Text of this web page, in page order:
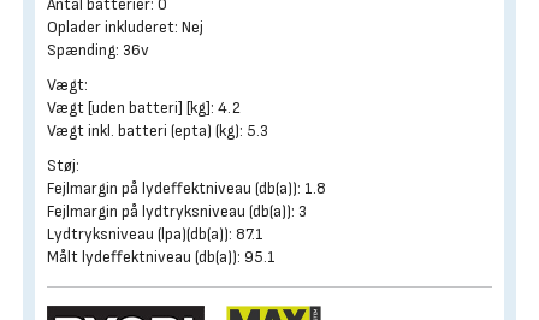
Antal batterier: 0
Oplader inkluderet: Nej
Spænding: 36v
Vægt:
Vægt [uden batteri] [kg]: 4.2
Vægt inkl. batteri (epta) (kg): 5.3
Støj:
Fejlmargin på lydeffektniveau (db(a)): 1.8
Fejlmargin på lydtryksniveau (db(a)): 3
Lydtryksniveau (lpa)(db(a)): 87.1
Målt lydeffektniveau (db(a)): 95.1